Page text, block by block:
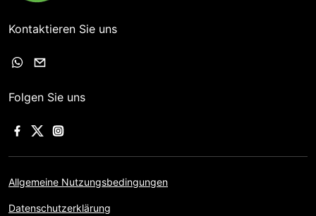
Kontaktieren Sie uns
Folgen Sie uns
Allgemeine Nutzungsbedingungen
Datenschutzerklärung